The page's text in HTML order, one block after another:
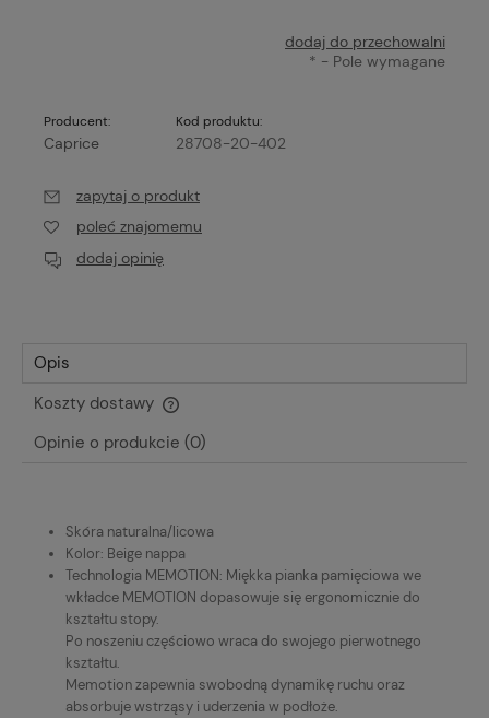
dodaj do przechowalni
* - Pole wymagane
Producent:
Caprice
Kod produktu:
28708-20-402
zapytaj o produkt
poleć znajomemu
dodaj opinię
Opis
Koszty dostawy
Cena nie zawiera ewentualnych kosztów płatności
Opinie o produkcie (0)
Skóra naturalna/licowa
Kolor: Beige nappa
Technologia MEMOTION: Miękka pianka pamięciowa we
wkładce MEMOTION dopasowuje się ergonomicznie do
kształtu stopy.
Po noszeniu częściowo wraca do swojego pierwotnego
kształtu.
Memotion zapewnia swobodną dynamikę ruchu oraz
absorbuje wstrząsy i uderzenia w podłoże.